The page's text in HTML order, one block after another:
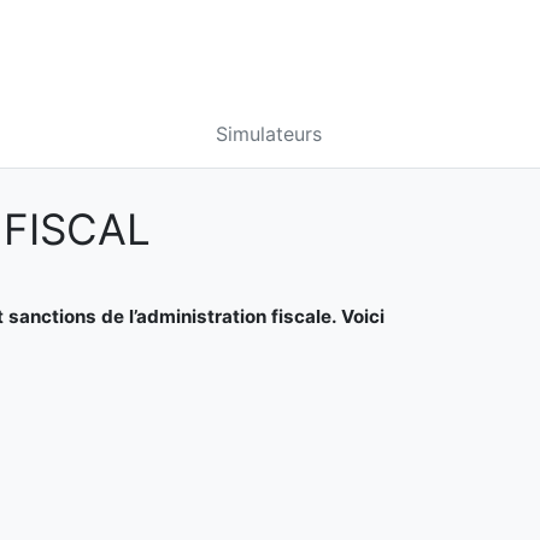
Simulateurs
de l’administration fiscale. Voici